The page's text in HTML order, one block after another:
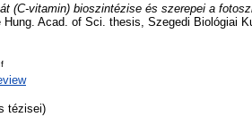
(C-vitamin) bioszintézise és szerepei a
Hung. Acad. of Sci. thesis, Szegedi Biológiai
tézisei)